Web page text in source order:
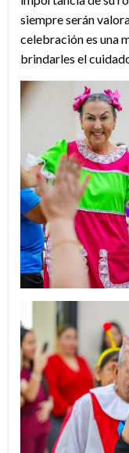
siempre serán
celebración es una
brindarles el